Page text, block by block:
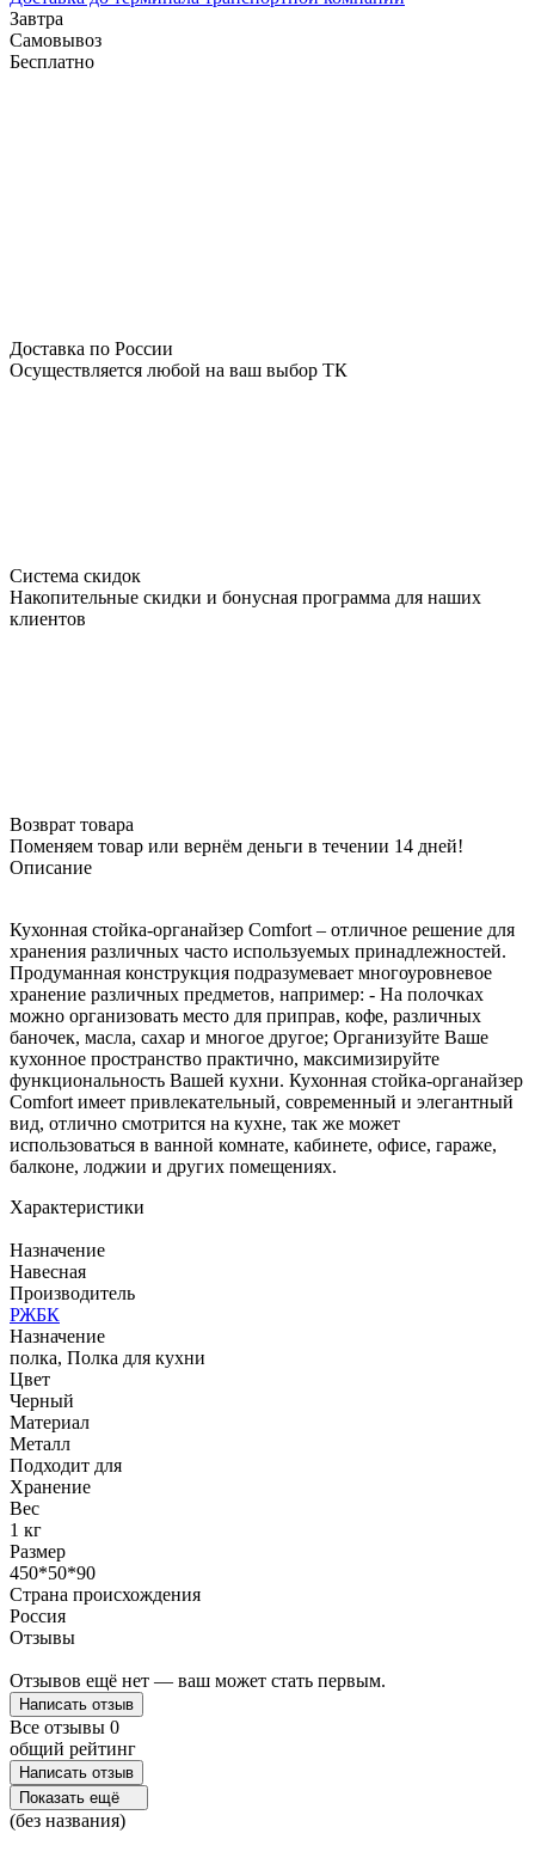
Завтра
Самовывоз
Бесплатно
Доставка по России
Осуществляется любой на ваш выбор ТК
Система скидок
Накопительные скидки и бонусная программа для наших
клиентов
Возврат товара
Поменяем товар или вернём деньги в течении 14 дней!
Описание
Кухонная стойка-органайзер Comfort – отличное решение для
хранения различных часто используемых принадлежностей.
Продуманная конструкция подразумевает многоуровневое
хранение различных предметов, например: - На полочках
можно организовать место для приправ, кофе, различных
баночек, масла, сахар и многое другое; Организуйте Ваше
кухонное пространство практично, максимизируйте
функциональность Вашей кухни. Кухонная стойка-органайзер
Comfort имеет привлекательный, современный и элегантный
вид, отлично смотрится на кухне, так же может
использоваться в ванной комнате, кабинете, офисе, гараже,
балконе, лоджии и других помещениях.
Характеристики
Назначение
Навесная
Производитель
РЖБК
Назначение
полка, Полка для кухни
Цвет
Черный
Материал
Металл
Подходит для
Хранение
Вес
1 кг
Размер
450*50*90
Страна происхождения
Россия
Отзывы
Отзывов ещё нет — ваш может стать первым.
Написать отзыв
Все отзывы 0
общий рейтинг
Написать отзыв
Показать ещё
(без названия)